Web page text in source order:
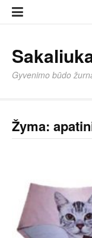
prie
Gyvenimo būdo
Žyma: